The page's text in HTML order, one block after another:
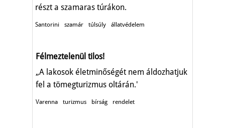
részt a szamaras túrákon.
Santorini szamár túlsúly állatvédelem
Félmeztelenül tilos!
„A lakosok életminőségét nem áldozhatjuk
fel a tömegturizmus oltárán.'
Varenna turizmus bírság rendelet